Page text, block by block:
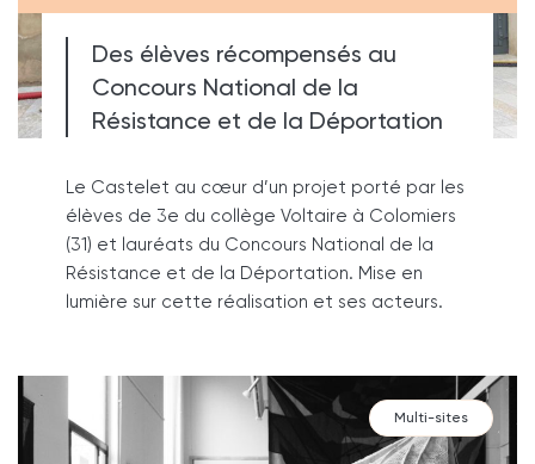
Des élèves récompensés au
Concours National de la
Résistance et de la Déportation
Le Castelet au cœur d’un projet porté par les
élèves de 3e du collège Voltaire à Colomiers
(31) et lauréats du Concours National de la
Résistance et de la Déportation. Mise en
lumière sur cette réalisation et ses acteurs.
de
du
collège
Voltaire
à
(31).
Multi-sites